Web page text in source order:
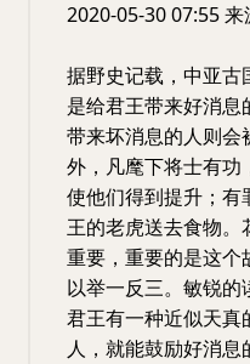
2020-05-30 07:55 来
据野史记载，中亚古
是给君王带来好消
带来坏消息的人则会
外，凡麾下将士有功
使他们得到提升；有
王的老虎送去食物。
重要，重要的是这个
以举一反三。敏锐
君王有一种近似天真
人，就能鼓励好消息